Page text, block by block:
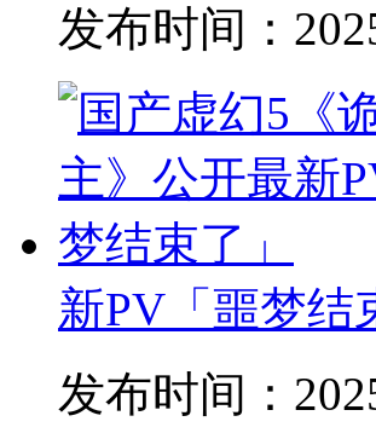
发布时间：
新PV「噩梦结
发布时间：